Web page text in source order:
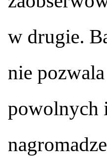
w drugie.
nie
powolnych